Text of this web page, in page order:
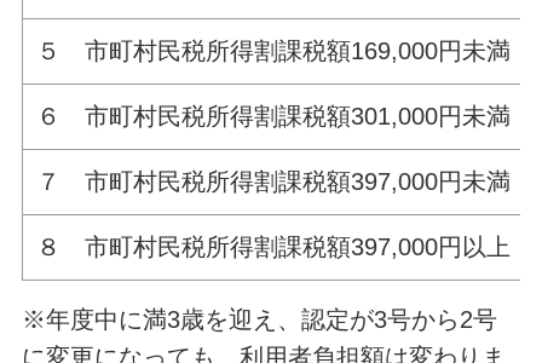
５ 市町村民税所得割課税額169,000円未満
６ 市町村民税所得割課税額301,000円未満
７ 市町村民税所得割課税額397,000円未満
８ 市町村民税所得割課税額397,000円以上
※年度中に満3歳を迎え、認定が3号から2号
に変更になっても、利用者負担額は変わりま